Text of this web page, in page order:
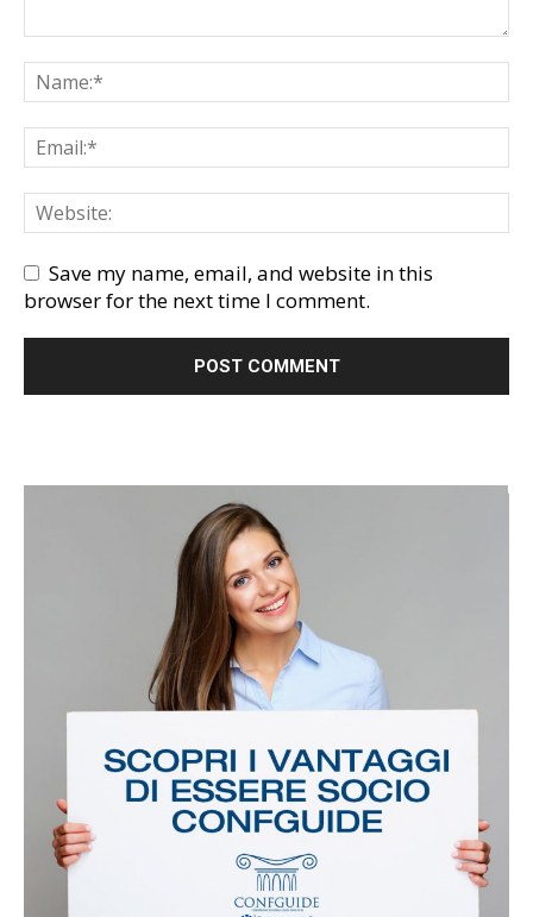
Save my name, email, and website in this
browser for the next time I comment.